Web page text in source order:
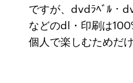
ですが、dvdﾗﾍﾞﾙ・
などのdl・印刷は
個人で楽しむためだ